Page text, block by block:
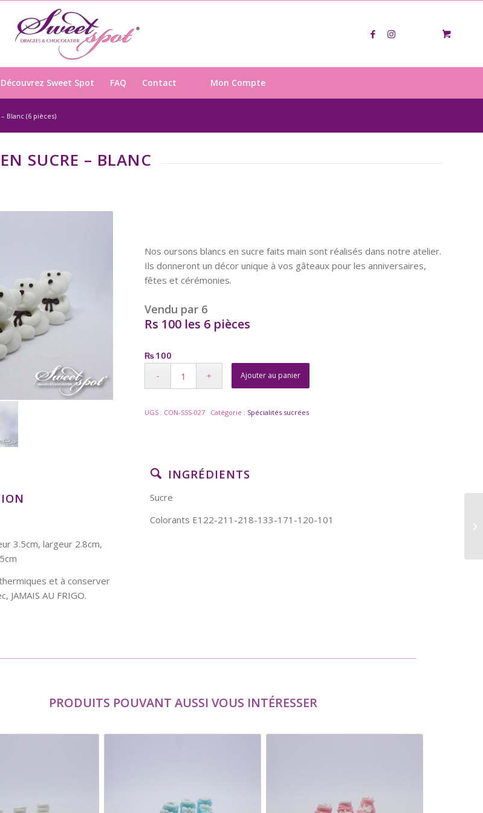
Découvrez Sweet Spot FAQ Contact Mon Compte
Blanc (6 pièces)
SUCRE – BLANC
Nos oursons blancs en sucre faits main sont réalisés dans notre atelier.
Ils donneront un décor unique à vos gâteaux pour les anniversaires,
fêtes et cérémonies.
Vendu par 6
Rs 100 les 6 pièces
₨100
Ajouter au panier
UGS : CON-SSS-027 Catégorie : Spécialités sucrées
3.5cm, largeur 2.8cm,
et à conserver
JAMAIS AU FRIGO.
INGRÉDIENTS
Sucre
Colorants E122-211-218-133-171-120-101
PRODUITS POUVANT AUSSI VOUS INTÉRESSER